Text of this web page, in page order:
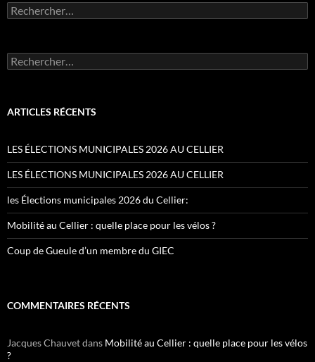
Rechercher :
Rechercher :
ARTICLES RÉCENTS
LES ÉLECTIONS MUNICIPALES 2026 AU CELLIER
LES ÉLECTIONS MUNICIPALES 2026 AU CELLIER
les Élections municipales 2026 du Cellier:
Mobilité au Cellier : quelle place pour les vélos ?
Coup de Gueule d’un membre du GIEC
COMMENTAIRES RÉCENTS
Jacques Chauvetdans Mobilité au Cellier : quelle place pour les vélos
?